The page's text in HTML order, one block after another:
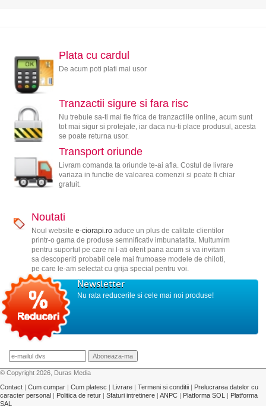
Plata cu cardul
De acum poti plati mai usor
Tranzactii sigure si fara risc
Nu trebuie sa-ti mai fie frica de tranzactiile online, acum sunt
tot mai sigur si protejate, iar daca nu-ti place produsul, acesta
se poate returna usor.
Transport oriunde
Livram comanda ta oriunde te-ai afla. Costul de livrare
variaza in functie de valoarea comenzii si poate fi chiar
gratuit.
Noutati
Noul website e-ciorapi.roaduce un plus de calitate clientilor
printr-o gama de produse semnificativ imbunatatita. Multumim
pentru suportul pe care ni l-ati oferit pana acum si va invitam
sa descoperiti probabil cele mai frumoase modele de chiloti,
pe care le-am selectat cu grija special pentru voi.
Newsletter
Nu rata reducerile si cele mai noi produse!
© Copyright 2026, Duras Media
Contact | Cum cumpar | Cum platesc | Livrare | Termeni si conditii | Prelucrarea datelor cu
caracter personal | Politica de retur | Sfaturi intretinere | ANPC | Platforma SOL | Platforma
SAL